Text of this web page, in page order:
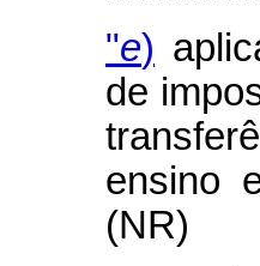
"e)
de
ensino
(NR)